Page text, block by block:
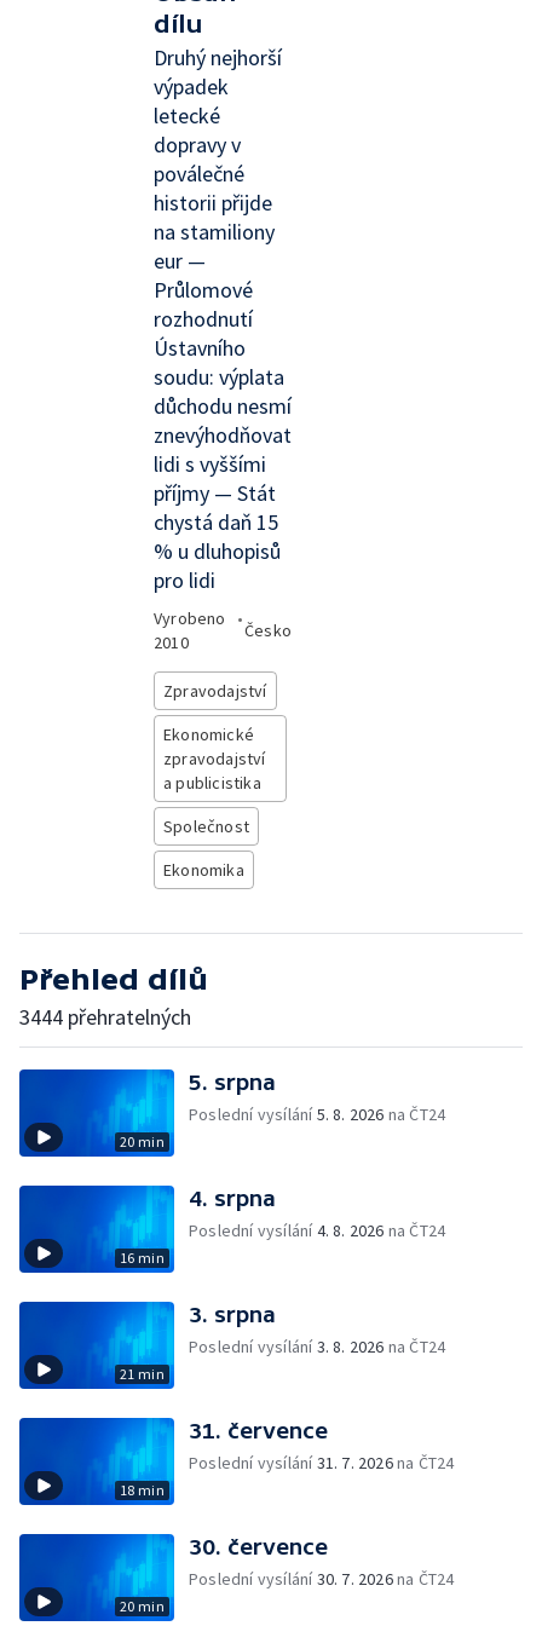
dílu
Druhý nejhorší
výpadek
letecké
dopravy v
poválečné
historii přijde
na stamiliony
eur —
Průlomové
rozhodnutí
Ústavního
soudu: výplata
důchodu nesmí
znevýhodňovat
lidi s vyššími
příjmy — Stát
chystá daň 15
% u dluhopisů
pro lidi
Vyrobeno
2010
•
Česko
Zpravodajství
Ekonomické
zpravodajství
a publicistika
Společnost
Ekonomika
Přehled dílů
3444 přehratelných
20 min
5. srpna
Poslední vysílání5. 8. 2026 na ČT24
16 min
4. srpna
Poslední vysílání4. 8. 2026 na ČT24
21 min
3. srpna
Poslední vysílání3. 8. 2026 na ČT24
18 min
31. července
Poslední vysílání31. 7. 2026na ČT24
20 min
30. července
Poslední vysílání30. 7. 2026na ČT24